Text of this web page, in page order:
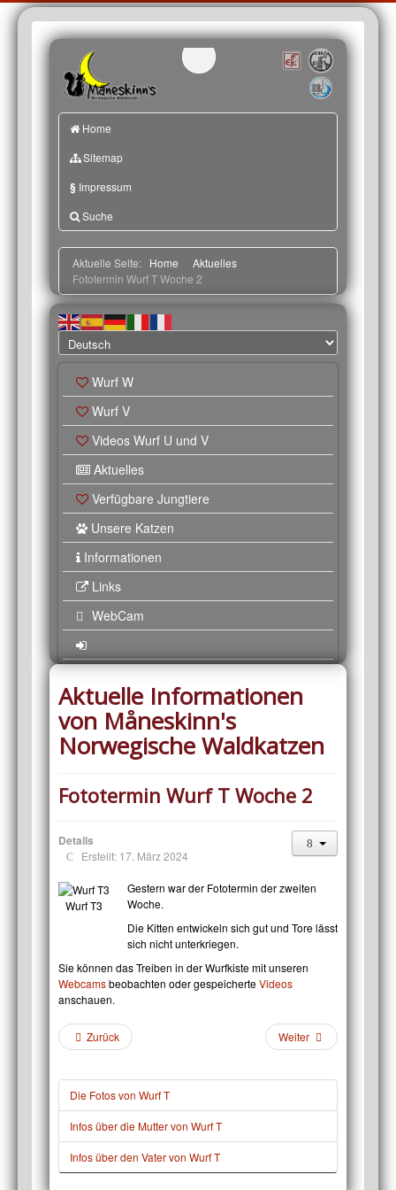
Home
Sitemap
§ Impressum
Suche
Aktuelle Seite: Home
Aktuelles
Fototermin Wurf T Woche 2
Wurf W
Wurf V
Videos Wurf U und V
Aktuelles
Verfügbare Jungtiere
Unsere Katzen
Informationen
Links
WebCam
Aktuelle Informationen
von Måneskinn's
Norwegische Waldkatzen
Fototermin Wurf T Woche 2
Details
Erstellt: 17. März 2024
Wurf T3
Gestern war der Fototermin der zweiten
Woche.
Die Kitten entwickeln sich gut und Tore lässt
sich nicht unterkriegen.
Sie können das Treiben in der Wurfkiste mit unseren
Webcamsbeobachten oder gespeicherteVideos
anschauen.
Zurück Weiter
Die Fotos von Wurf T
Infos über die Mutter von Wurf T
Infos über den Vater von Wurf T